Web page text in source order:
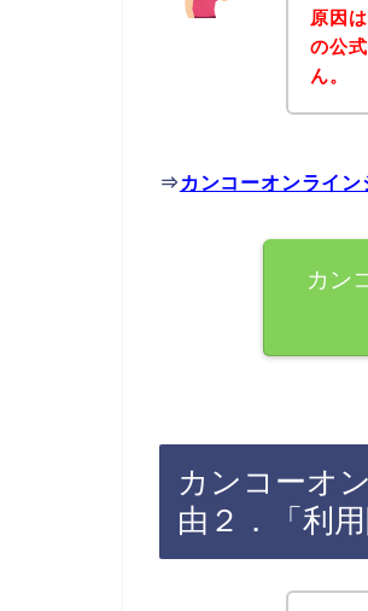
原因
の公
ん。
⇒ カンコーオンライ
カン
カンコーオ
由２．「利